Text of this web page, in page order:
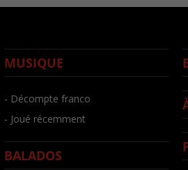
MUSIQUE
- Décompte franco
- Joué récemment
BALADOS